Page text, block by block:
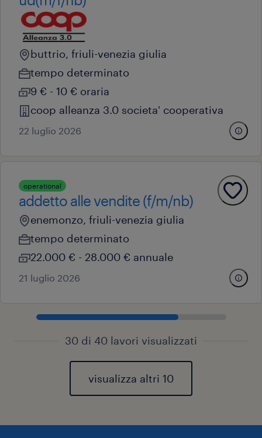
buttrio, friuli-venezia giulia
tempo determinato
9 € - 10 € oraria
coop alleanza 3.0 societa' cooperativa
22 luglio 2026
operational
addetto alle vendite (f/m/nb)
enemonzo, friuli-venezia giulia
tempo determinato
22.000 € - 28.000 € annuale
21 luglio 2026
30 di 40 lavori visualizzati
visualizza altri 10